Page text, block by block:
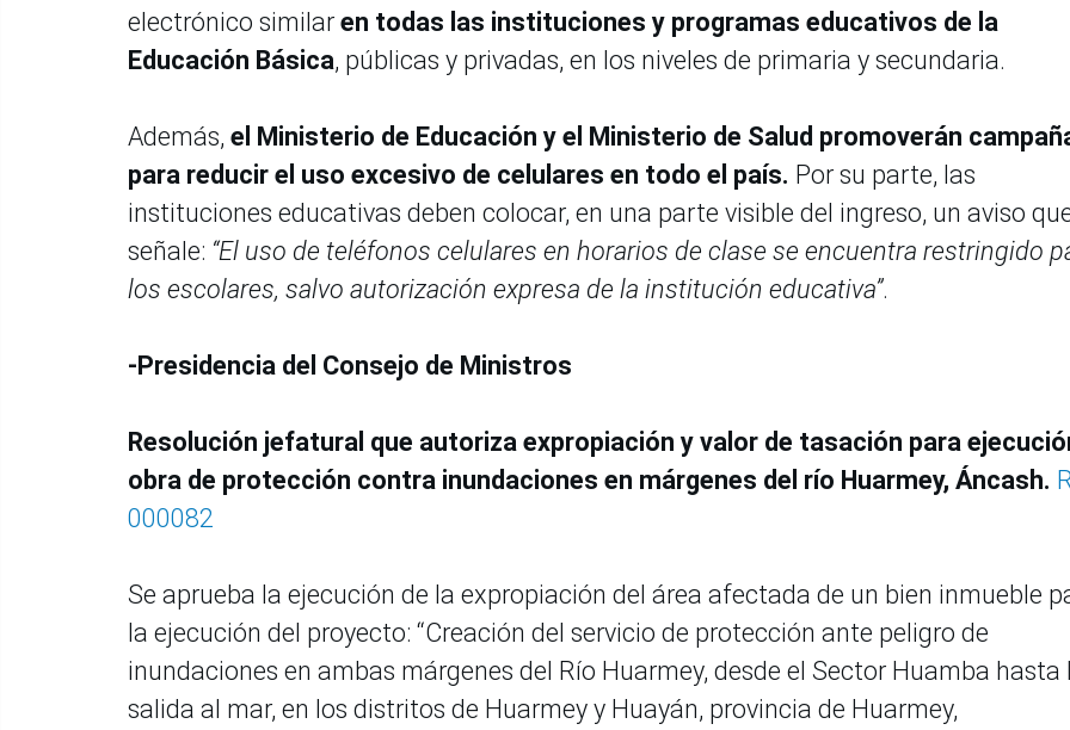
electrónico similar en todas las instituciones y programas educativos de la
Educación Básica, públicas y privadas, en los niveles de primaria y secundaria.
Además, el Ministerio de Educación y el Ministerio de Salud promoverán
para reducir el uso excesivo de celulares en todo el país. Por su parte, las
instituciones educativas deben colocar, en una parte visible del ingreso, un aviso
señale: “El uso de teléfonos celulares en horarios de clase se encuentra restringido
los escolares, salvo autorización expresa de la institución educativa”.
-Presidencia del Consejo de Ministros
Resolución jefatural que autoriza expropiación y valor de tasación para
obra de protección contra inundaciones en márgenes del río Huarmey, Áncash.
000082
Se aprueba la ejecución de la expropiación del área afectada de un bien inmueble
la ejecución del proyecto: “Creación del servicio de protección ante peligro de
inundaciones en ambas márgenes del Río Huarmey, desde el Sector Huamba hasta
salida al mar, en los distritos de Huarmey y Huayán, provincia de Huarmey,